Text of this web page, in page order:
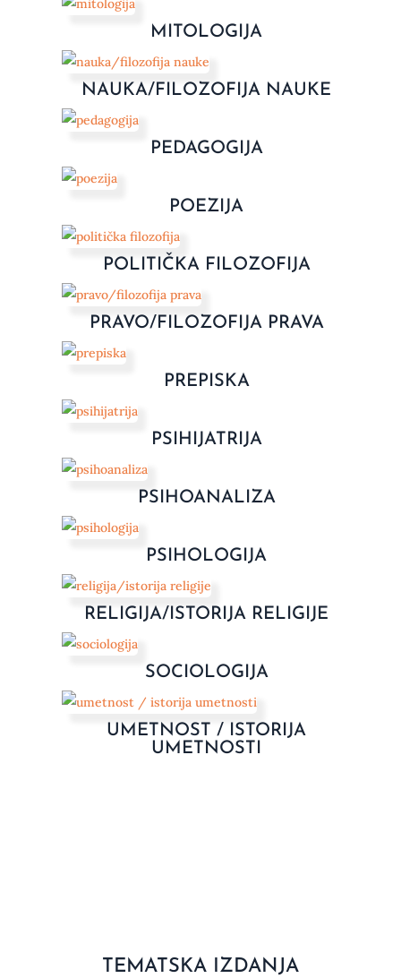
MITOLOGIJA
NAUKA/FILOZOFIJA NAUKE
PEDAGOGIJA
POEZIJA
POLITIČKA FILOZOFIJA
PRAVO/FILOZOFIJA PRAVA
PREPISKA
PSIHIJATRIJA
PSIHOANALIZA
PSIHOLOGIJA
RELIGIJA/ISTORIJA RELIGIJE
SOCIOLOGIJA
UMETNOST / ISTORIJA
UMETNOSTI
TEMATSKA IZDANJA